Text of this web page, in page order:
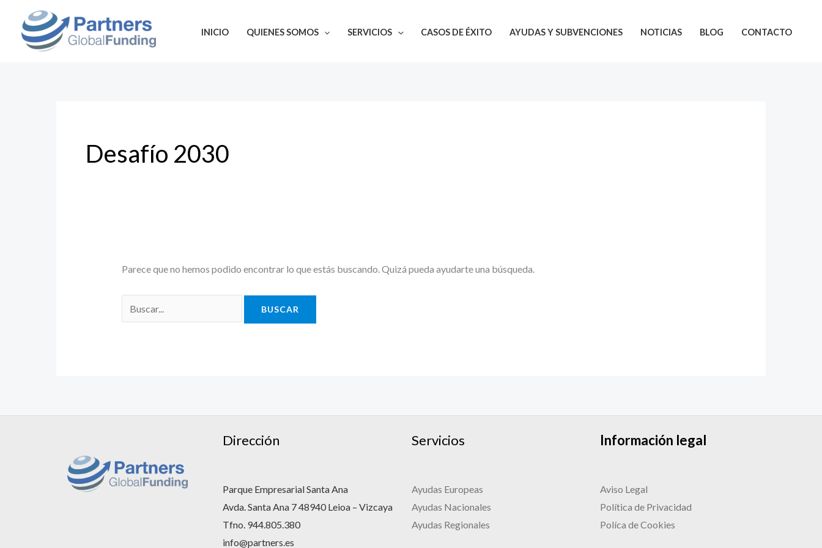
contenido
INICIO QUIENES SOMOS SERVICIOS CASOS DE ÉXITO AYUDAS Y SUBVENCIONES NOTICIAS BLOG CONTACTO
Desafío 2030
Parece que no hemos podido encontrar lo que estás buscando. Quizá pueda ayudarte una búsqueda.
por:
Dirección
Parque Empresarial Santa Ana
Avda. Santa Ana 7 48940 Leioa – Vizcaya
Tfno. 944.805.380
info@partners.es
Servicios
Ayudas Europeas
Ayudas Nacionales
Ayudas Regionales
Información legal
Aviso Legal
Política de Privacidad
Políca de Cookies